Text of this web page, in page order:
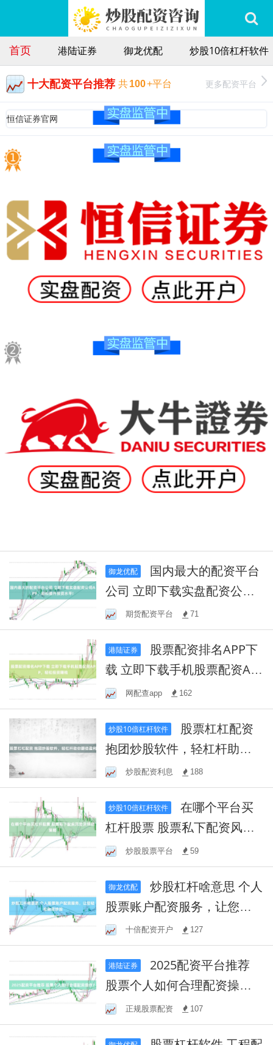
首页 港陆证券 御龙优配 炒股10倍杠杆软件
十大配资平台推荐 共100+平台 更多配资平台
恒信证券官网
御龙优配
公司 立即下载实盘配资公司A
PP，轻松提升投资水平!
期货配资平台 71
港陆证券
载 立即下载手机股票配资AP
P，轻松投资赚钱
网配查app 162
炒股10倍杠杆软件
抱团炒股软件，轻杠杆助你
翻倍盈利
炒股配资利息 188
炒股10倍杠杆软件
在哪个平台买
杠杆股票 股票私下配资风险
及预防策略
炒股股票平台 59
御龙优配
炒股杠杆啥意思 个人
股票账户配资服务，让您轻
松融资炒股
十倍配资开户 127
港陆证券
股票个人如何合理配资操
作？正规股票配资 107